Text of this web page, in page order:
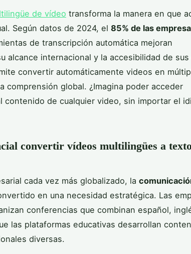
de vídeo transforma la manera en que
Según datos de 2024, el 85% de las
de transcripción automática mejoran
alcance internacional y la accesibilidad de
convertir automáticamente videos en
comprensión global. ¿Imagina poder acceder
contenido de cualquier video, sin importar el
convertir vídeos multilingües a
cada vez más globalizado, la
en una necesidad estratégica. Las
conferencias que combinan español,
las plataformas educativas desarrollan
diversas.